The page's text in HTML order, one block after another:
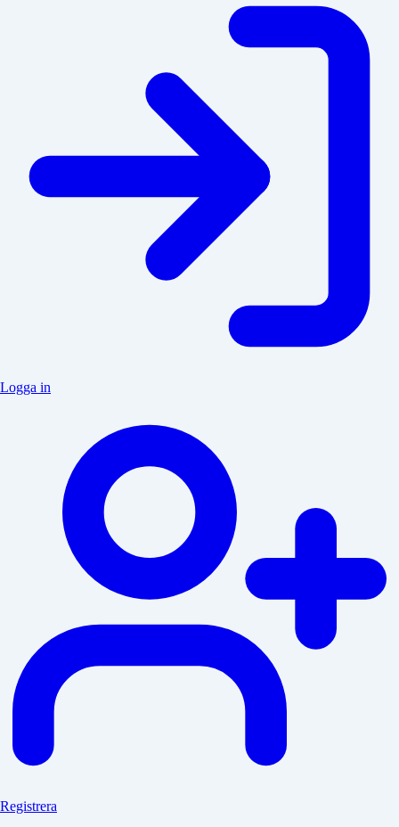
Logga in
Registrera